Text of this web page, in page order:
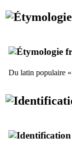
Du latin populaire «